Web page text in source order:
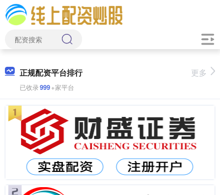
正规配资平台排行
已收录999+家平台
更多